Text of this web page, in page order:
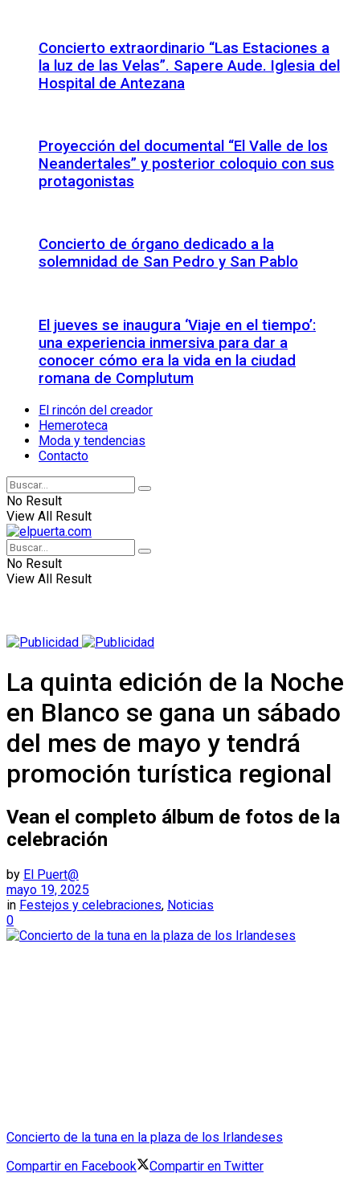
Concierto extraordinario “Las Estaciones a
la luz de las Velas”. Sapere Aude. Iglesia del
Hospital de Antezana
Proyección del documental “El Valle de los
Neandertales” y posterior coloquio con sus
protagonistas
Concierto de órgano dedicado a la
solemnidad de San Pedro y San Pablo
El jueves se inaugura ‘Viaje en el tiempo’:
una experiencia inmersiva para dar a
conocer cómo era la vida en la ciudad
romana de Complutum
El rincón del creador
Hemeroteca
Moda y tendencias
Contacto
No Result
View All Result
No Result
View All Result
La quinta edición de la Noche
en Blanco se gana un sábado
del mes de mayo y tendrá
promoción turística regional
Vean el completo álbum de fotos de la
celebración
by El Puert@
mayo 19, 2025
in Festejos y celebraciones, Noticias
0
Concierto de la tuna en la plaza de los Irlandeses
Compartir en Facebook
Compartir en Twitter